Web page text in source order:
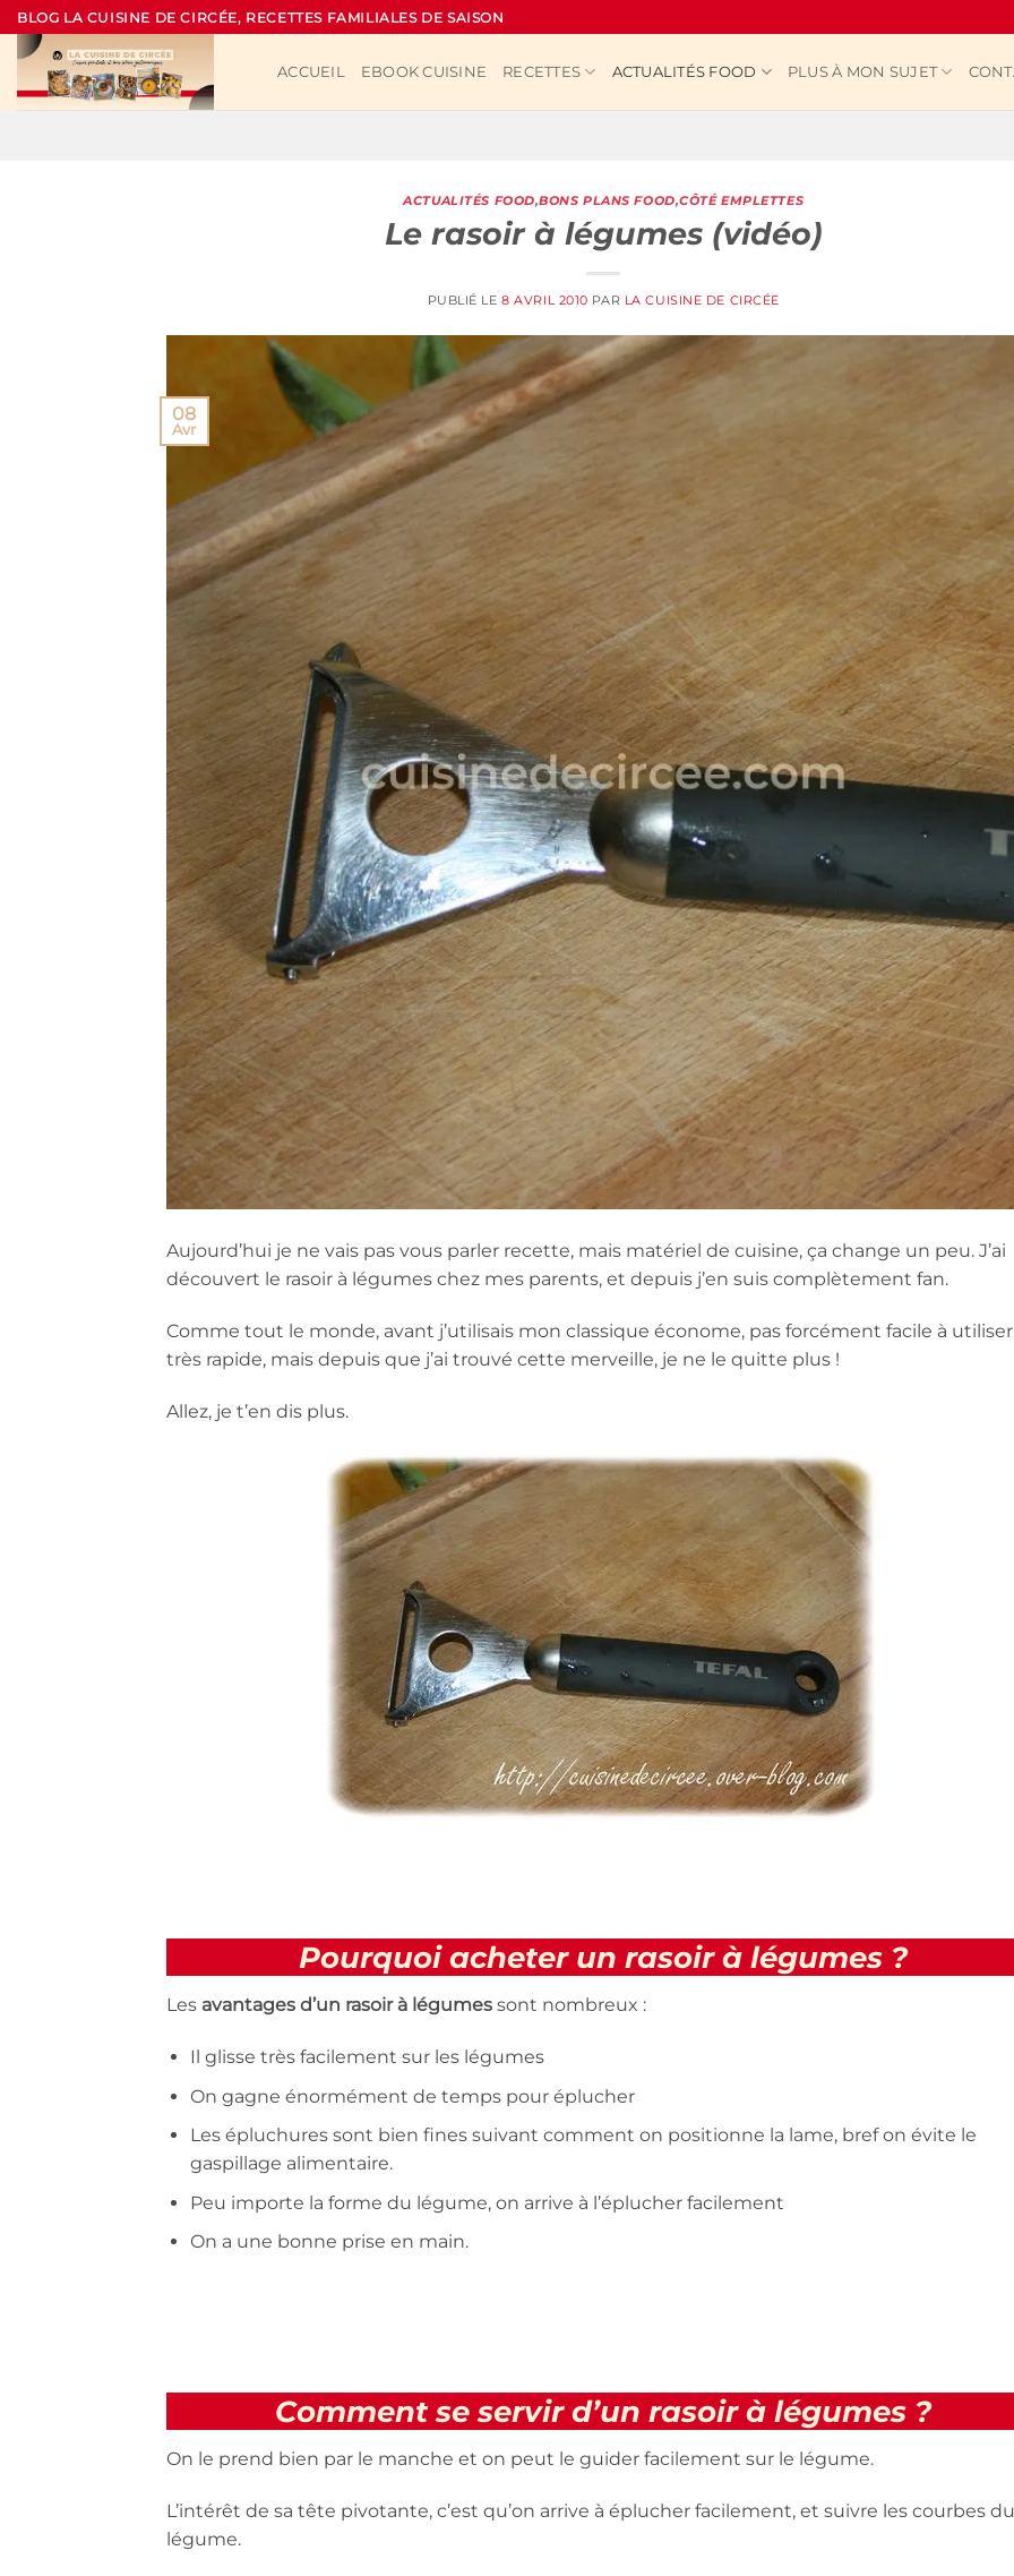
Passer
au
contenu
BLOG LA CUISINE DE CIRCÉE, RECETTES FAMILIALES DE SAISON
ACCUEIL EBOOK CUISINE RECETTES ACTUALITÉS FOOD PLUS À MON SUJET
ACTUALITÉS FOOD,BONS PLANS FOOD,CÔTÉ EMPLETTES
Le rasoir à légumes (vidéo)
PUBLIÉ LE8 AVRIL 2010 PAR LA CUISINE DE CIRCÉE
08
Avr
Aujourd’hui je ne vais pas vous parler recette, mais matériel de cuisine, ça change un peu. J’ai
découvert le rasoir à légumes chez mes parents, et depuis j’en suis complètement fan.
Comme tout le monde, avant j’utilisais mon classique économe, pas forcément facile à
très rapide, mais depuis que j’ai trouvé cette merveille, je ne le quitte plus !
Allez, je t’en dis plus.
Pourquoi acheter un rasoir à légumes ?
Les avantages d’un rasoir à légumes sont nombreux :
Il glisse très facilement sur les légumes
On gagne énormément de temps pour éplucher
Les épluchures sont bien fines suivant comment on positionne la lame, bref on évite le
gaspillage alimentaire.
Peu importe la forme du légume, on arrive à l’éplucher facilement
On a une bonne prise en main.
Comment se servir d’un rasoir à légumes ?
On le prend bien par le manche et on peut le guider facilement sur le légume.
L’intérêt de sa tête pivotante, c’est qu’on arrive à éplucher facilement, et suivre les courbes du
légume.